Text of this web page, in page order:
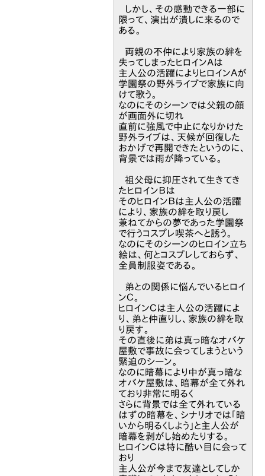
しかし、その感動できる一部に
限って、演出が潰しに来るので
ある。
両親の不仲により家族の絆を
失ってしまったヒロインＡは
主人公の活躍によりヒロインＡが
学園祭の野外ライブで家族に向
けて歌う。
なのにそのシーンでは父親の顔
が画面外に切れ
直前に強風で中止になりかけた
野外ライブは、天候が回復した
おかげで再開できたというのに、
背景では雨が降っている。
祖父母に抑圧されて生きてき
たヒロインＢは
そのヒロインＢは主人公の活躍
により、家族の絆を取り戻し
兼ねてからの夢であった学園祭
で行うコスプレ喫茶へと誘う。
なのにそのシーンのヒロイン立ち
絵は、何とコスプレしておらず、
全員制服姿である。
弟との関係に悩んでいるヒロイ
ンＣ。
ヒロインＣは主人公の活躍によ
り、弟と仲直りし、家族の絆を取
り戻す。
その直後に弟は真っ暗なオバケ
屋敷で事故に会ってしまうという
緊迫のシーン。
なのに暗幕により中が真っ暗な
オバケ屋敷は、暗幕が全て外れ
ており非常に明るく
さらに背景では全て外れている
はずの暗幕を、シナリオでは「暗
いから明るくしよう」と主人公が
暗幕を剥がし始めたりする。
ヒロインＣは特に酷い目に会って
おり
主人公が今まで友達としてしか